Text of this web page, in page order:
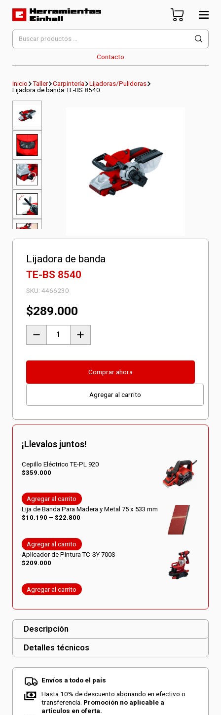
Herramientas Einhell
Distribuidor Oficial
Contacto
Buscar
por:
Inicio Taller Carpintería
Lijadoras/Pulidoras
Lijadora de banda TE-BS 8540
Lijadora de banda
TE-BS 8540
SKU:4466230
$289.000
de
BS
Comprar ahora
Agregar al carrito
¡Llevalos juntos!
Cepillo Eléctrico TE-PL 920
$359.000
Agregar al carrito
Lija de Banda Para Madera y Metal 75 x 533 mm
$10.190 – $22.800Rango
desde
$10.190
hasta
Agregar al carrito
Aplicador de Pintura TC-SY 700S
$209.000
Agregar al carrito
Descripción
Detalles técnicos
Envíos a todo el país
Hasta 10% de descuento abonando en efectivo o
transferencia. Promoción no aplicable a
artículos en oferta.